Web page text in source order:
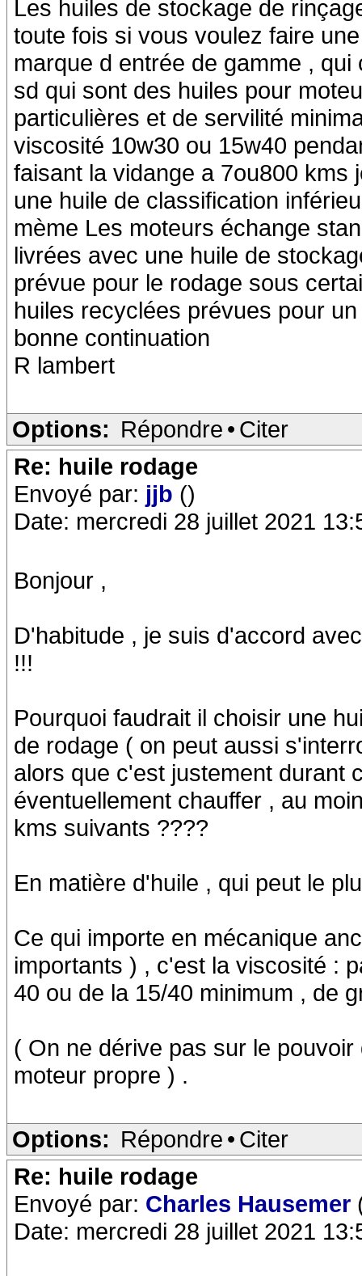
Les huiles de stockage de
toute fois si vous voulez faire
marque d entrée de gamme ,
sd qui sont des huiles pour
particulières et de servilité
viscosité 10w30 ou 15w40
faisant la vidange a 7ou800
une huile de classification
mème Les moteurs échange
livrées avec une huile de
prévue pour le rodage sous
huiles recyclées prévues pour
bonne continuation
R lambert
Options: Répondre • Citer
Re: huile rodage
Envoyé par: jjb ()
Date: mercredi 28 juillet 2021
Bonjour ,
D'habitude , je suis d'accord
!!!
Pourquoi faudrait il choisir une
de rodage ( on peut aussi
alors que c'est justement durant
éventuellement chauffer , au
kms suivants ????
En matière d'huile , qui peut le
Ce qui importe en mécanique
importants ) , c'est la viscosité :
40 ou de la 15/40 minimum , de
( On ne dérive pas sur le
moteur propre ) .
Options: Répondre • Citer
Re: huile rodage
Envoyé par: Charles Hausemer
Date: mercredi 28 juillet 2021